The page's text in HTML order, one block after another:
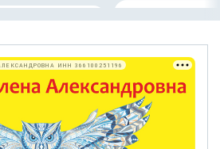
ИНН 366100251196